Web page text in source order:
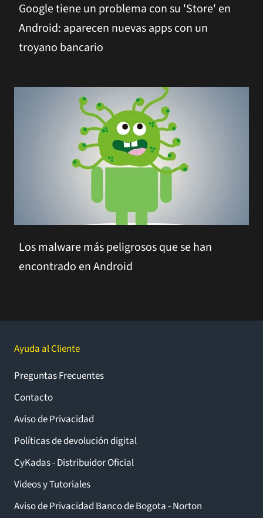
Google tiene un problema con su 'Store' en
Android: aparecen nuevas apps con un
troyano bancario
Los malware más peligrosos que se han
encontrado en Android
Ayuda al Cliente
Preguntas Frecuentes
Contacto
Aviso de Privacidad
Políticas de devolución digital
CyKadas - Distribuidor Oficial
Videos y Tutoriales
Aviso de Privacidad Banco de Bogota - Norton